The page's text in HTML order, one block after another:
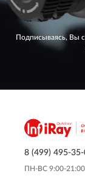
Подписываясь, Вы
8 (499) 495-
ПН-ВС 9:00-21:00